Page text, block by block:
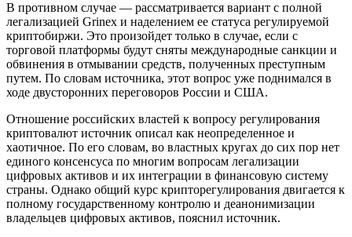
В противном случае — рассматривается вариант с полной
легализацией Grinex и наделением ее статуса регулируемой
криптобиржи. Это произойдет только в случае, если с
торговой платформы будут сняты международные санкции и
обвинения в отмывании средств, полученных преступным
путем. По словам источника, этот вопрос уже поднимался в
ходе двусторонних переговоров России и США.
Отношение российских властей к вопросу регулирования
криптовалют источник описал как неопределенное и
хаотичное. По его словам, во властных кругах до сих пор нет
единого консенсуса по многим вопросам легализации
цифровых активов и их интеграции в финансовую систему
страны. Однако общий курс крипторегулирования двигается к
полному государственному контролю и деанонимизации
владельцев цифровых активов, пояснил источник.